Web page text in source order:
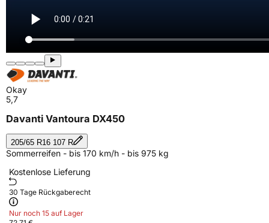
Okay
5,7
Davanti Vantoura DX450
205/65 R16 107 R
Sommerreifen - bis 170 km/h - bis 975 kg
Kostenlose Lieferung
30 Tage Rückgaberecht
Nur noch 15 auf Lager